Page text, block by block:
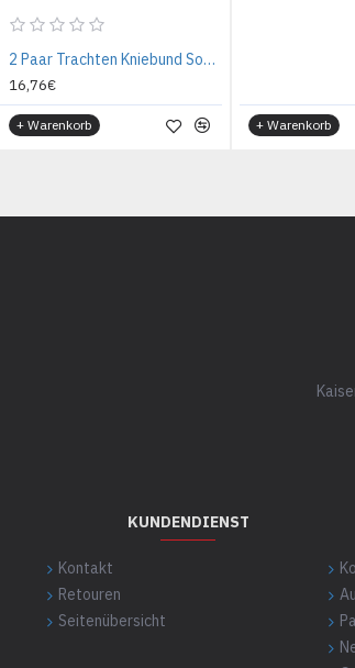
2 Paar Trachten Kniebund Socken beige/meliert
16,76€
+ Warenkorb + Warenkorb
KUNDENDIENST
Kontakt
Retouren
Seitenübersicht